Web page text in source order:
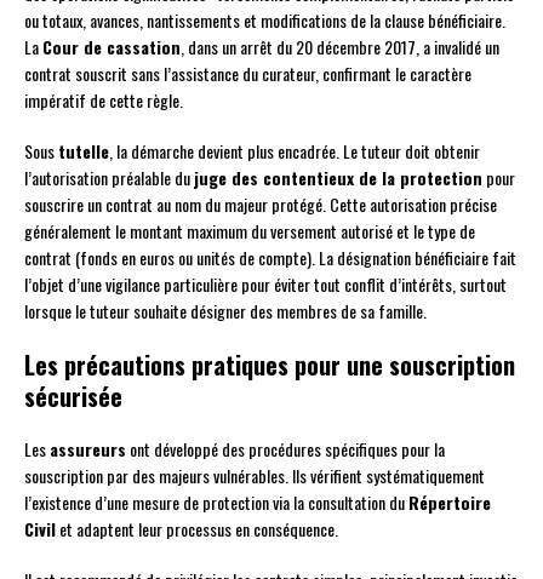
ou totaux, avances, nantissements et modifications de la clause bénéficiaire.
LaCour de cassation , dans un arrêt du 20 décembre 2017, a invalidé un
contrat souscrit sans l’assistance du curateur, confirmant le caractère
impératif de cette règle.
Soustutelle , la démarche devient plus encadrée. Le tuteur doit obtenir
l’autorisation préalable dujuge des contentieux de la protection pour
souscrire un contrat au nom du majeur protégé. Cette autorisation précise
généralement le montant maximum du versement autorisé et le type de
contrat (fonds en euros ou unités de compte). La désignation bénéficiaire fait
l’objet d’une vigilance particulière pour éviter tout conflit d’intérêts, surtout
lorsque le tuteur souhaite désigner des membres de sa famille.
Les précautions pratiques pour une souscription
sécurisée
Lesassureurs ont développé des procédures spécifiques pour la
souscription par des majeurs vulnérables. Ils vérifient systématiquement
l’existence d’une mesure de protection via la consultation duRépertoire
Civilet adaptent leur processus en conséquence.